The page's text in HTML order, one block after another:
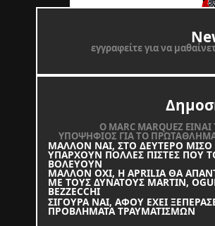
εγγραφείτε για να
O MARC MARQUEZ
ΥΠΟΨΗΦΙΟΣ ΓΙΑ ΤΟ
ΜΑΛΛΟΝ ΝΑΙ, ΣΤΟ ΔΕΥΤΕΡΟ ΜΙΣΟ
ΥΠΑΡΧΟΥΝ ΠΟΛΛΕΣ ΠΙΣΤΕΣ ΠΟΥ
ΒΟΛΕΥΟΥΝ
ΜΑΛΛΟΝ ΟΧΙ, Η APRILIA ΘΑ
ΜΕ ΤΟΥΣ ΔΥΝΑΤΟΥΣ MARTIN,
BEZZECCHI
ΣΙΓΟΥΡΑ ΝΑΙ, ΑΦΟΥ ΕΧΕΙ
ΠΡΟΒΛΗΜΑΤΑ ΤΡΑΥΜΑΤΙΣΜΩΝ